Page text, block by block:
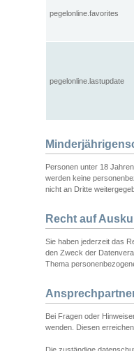
pegelonline.favorites
pegelonline.lastupdate
Personen unter 18
werden keine
nicht an Dritte
Recht auf
Sie haben jederzeit das
den Zweck der
Thema
Bei Fragen oder
wenden. Diesen